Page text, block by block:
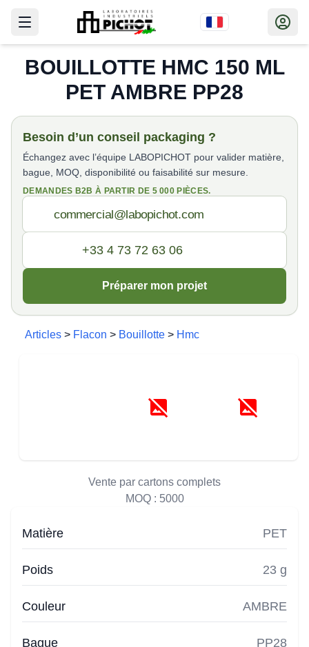
BOUILLOTTE HMC 150 ML
PET AMBRE PP28
Besoin d’un conseil packaging ?
Échangez avec l’équipe LABOPICHOT pour valider matière,
bague, MOQ, disponibilité ou faisabilité sur mesure.
DEMANDES B2B À PARTIR DE 5 000 PIÈCES.
Préparer mon projet
Articles > Flacon > Bouillotte > Hmc
Vente par cartons complets
MOQ : 5000
Matière PET
Poids 23 g
Couleur AMBRE
Bague PP28